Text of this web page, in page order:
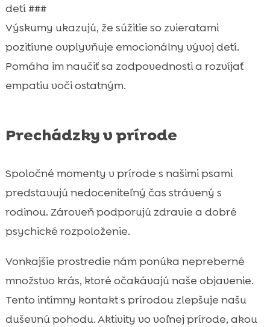
detí ###
Výskumy ukazujú, že súžitie so zvieratami
pozitívne ovplyvňuje emocionálny vývoj detí.
Pomáha im naučiť sa zodpovednosti a rozvíjať
empatiu voči ostatným.
Prechádzky v prírode
Spoločné momenty v prírode s našimi psami
predstavujú nedoceniteľný čas strávený s
rodinou. Zároveň podporujú zdravie a dobré
psychické rozpoloženie.
Vonkajšie prostredie nám ponúka nepreberné
množstvo krás, ktoré očakávajú naše objavenie.
Tento intímny kontakt s prírodou zlepšuje našu
duševnú pohodu. Aktivity vo voľnej prírode, akou